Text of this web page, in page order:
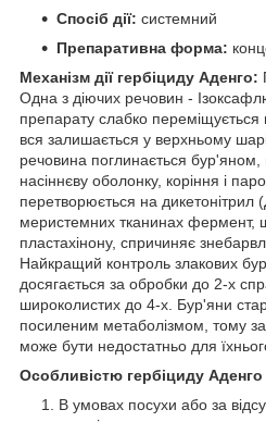
Спосіб дії: системний
Препаративна форма:
Механізм дії гербіциду Аденго:
Одна з діючих речовин -
препарату слабко переміщується
вся залишається у верхньому
речовина поглинається
насіннєву оболонку, коріння і
перетворюється на дикетонітрил
меристемних тканинах фермент,
пластахінону, спричиняє
Найкращий контроль злакових
досягається за обробки до 2-х
широколистих до 4-х. Бур'яни
посиленим метаболізмом, тому
може бути недостатньо для
Особливістю гербіциду
В умовах посухи або за